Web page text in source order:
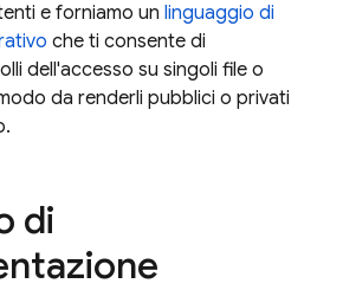
e forniamo un linguaggio di
che ti consente di
dell'accesso su singoli file o
da renderli pubblici o privati
di